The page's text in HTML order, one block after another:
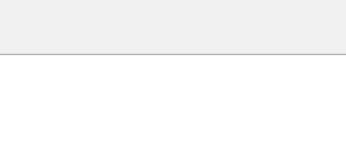
to